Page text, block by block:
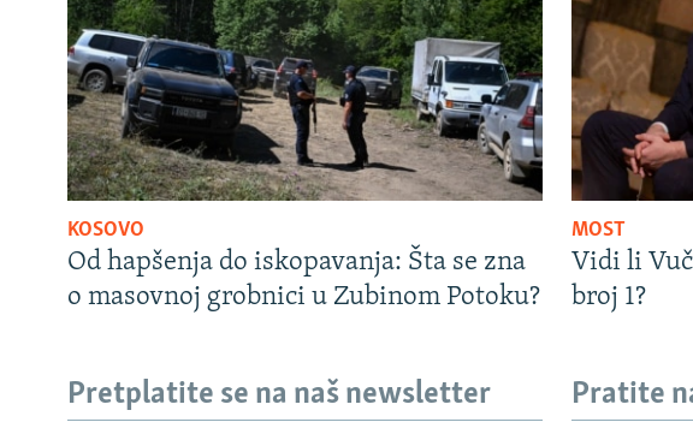
KOSOVO
Od hapšenja do iskopavanja: Šta se zna
o masovnoj grobnici u Zubinom Potoku?
MOST
Vidi li
broj 1?
Pretplatite se na naš newsletter Pratite